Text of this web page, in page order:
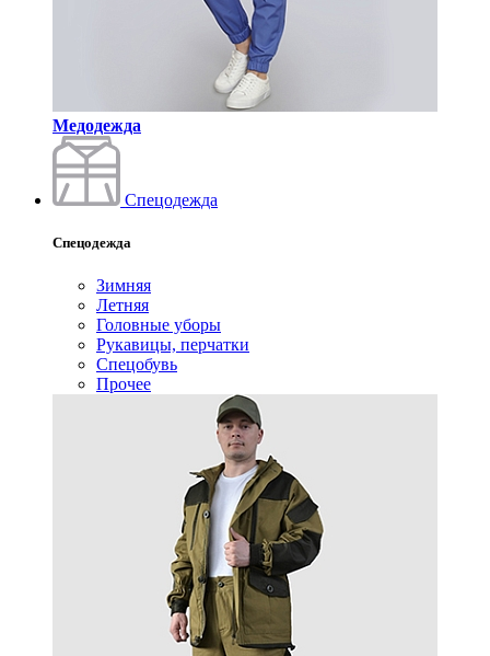
Медодежда
Спецодежда
Спецодежда
Зимняя
Летняя
Головные уборы
Рукавицы, перчатки
Спецобувь
Прочее